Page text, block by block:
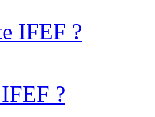
IFEF ?
?